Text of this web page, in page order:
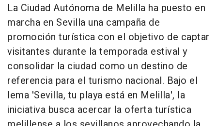
La Ciudad Autónoma de Melilla ha puesto en
marcha en Sevilla una campaña de
promoción turística con el objetivo de captar
visitantes durante la temporada estival y
consolidar la ciudad como un destino de
referencia para el turismo nacional. Bajo el
lema 'Sevilla, tu playa está en Melilla', la
iniciativa busca acercar la oferta turística